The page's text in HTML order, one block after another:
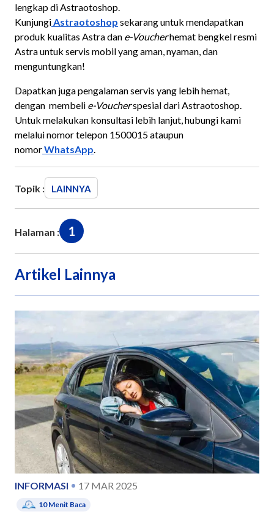
lengkap di Astraotoshop.
Kunjungi Astraotoshop sekarang untuk mendapatkan
produk kualitas Astra dan e-Voucherhemat bengkel resmi
Astra untuk servis mobil yang aman, nyaman, dan
menguntungkan!
Dapatkan juga pengalaman servis yang lebih hemat,
dengan membeli e-Voucherspesial dari Astraotoshop.
Untuk melakukan konsultasi lebih lanjut, hubungi kami
melalui nomor telepon 1500015 ataupun
nomorWhatsApp
Topik : LAINNYA
Halaman : 1
Artikel Lainnya
INFORMASI 17 MAR 2025
10Menit Baca